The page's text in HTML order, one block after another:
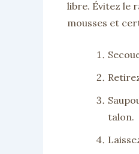
libre. Évitez le
mousses et
talon.